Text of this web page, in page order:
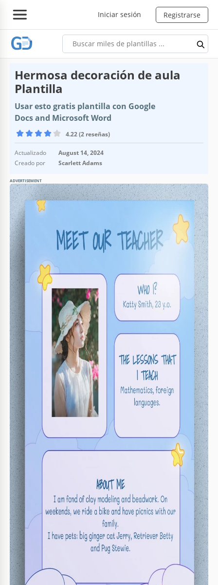
Iniciar sesión Registrarse
Hermosa decoración de aula
Plantilla
Usar esto gratis plantilla con Google
Docs and Microsoft Word
4.22 (2 reseñas)
Actualizado
August 14, 2024
Creado por
Scarlett Adams
ADVERTISEMENT